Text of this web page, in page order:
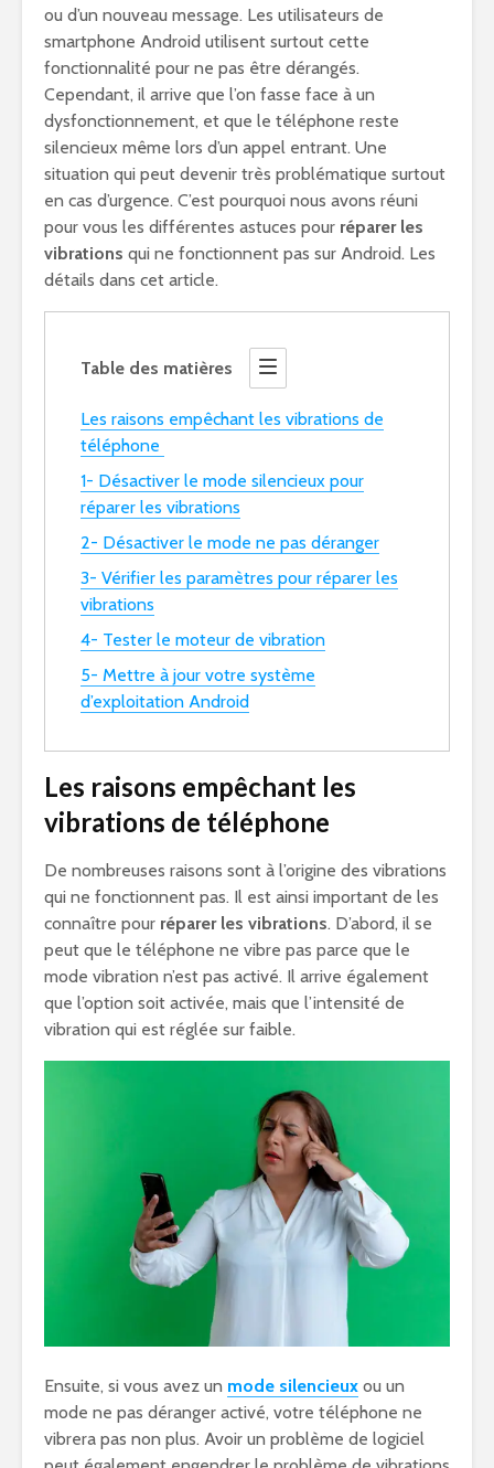
ou d’un nouveau message. Les utilisateurs de
smartphone Android utilisent surtout cette
fonctionnalité pour ne pas être dérangés.
Cependant, il arrive que l’on fasse face à un
dysfonctionnement, et que le téléphone reste
silencieux même lors d’un appel entrant. Une
situation qui peut devenir très problématique surtout
en cas d’urgence. C’est pourquoi nous avons réuni
pour vous les différentes astuces pour réparer les
vibrations qui ne fonctionnent pas sur Android. Les
détails dans cet article.
Table des matières
Les raisons empêchant les vibrations de
téléphone
1- Désactiver le mode silencieux pour
réparer les vibrations
2- Désactiver le mode ne pas déranger
3- Vérifier les paramètres pour réparer les
vibrations
4- Tester le moteur de vibration
5- Mettre à jour votre système
d’exploitation Android
Les raisons empêchant les
vibrations de téléphone
De nombreuses raisons sont à l’origine des vibrations
qui ne fonctionnent pas. Il est ainsi important de les
connaître pour réparer les vibrations. D’abord, il se
peut que le téléphone ne vibre pas parce que le
mode vibration n’est pas activé. Il arrive également
que l’option soit activée, mais que l’intensité de
vibration qui est réglée sur faible.
Ensuite, si vous avez un mode silencieux ou un
mode ne pas déranger activé, votre téléphone ne
vibrera pas non plus. Avoir un problème de logiciel